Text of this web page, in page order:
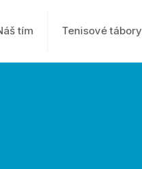
tím Tenisové tábory